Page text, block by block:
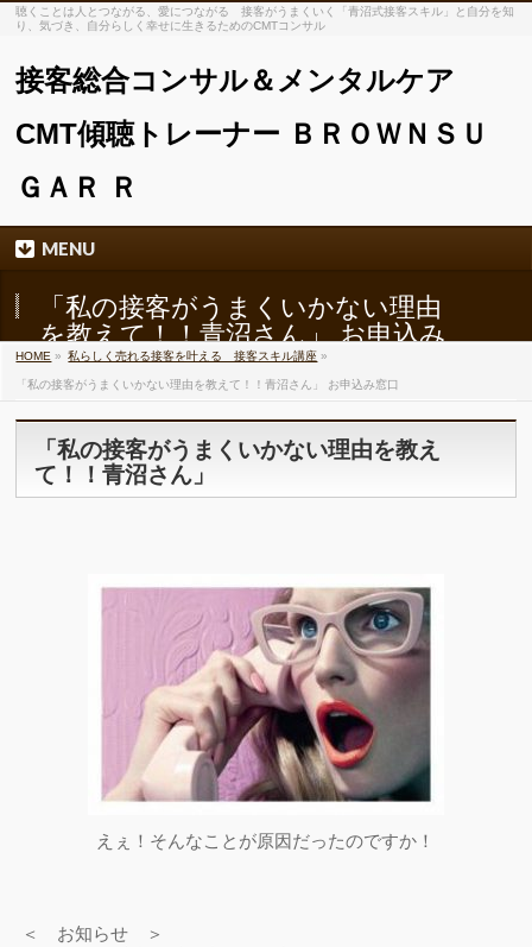
聴くことは人とつながる、愛につながる 接客がうまくいく「青沼式接客スキル」と自分を知
り、気づき、自分らしく幸せに生きるためのCMTコンサル
接客総合コンサル＆メンタルケア
CMT傾聴トレーナー ＢＲＯＷＮＳＵ
ＧＡＲ Ｒ
MENU
「私の接客がうまくいかない理由
を教えて！！青沼さん」 お申込み
窓口
HOME » 私らしく売れる接客を叶える 接客スキル講座 »
「私の接客がうまくいかない理由を教えて！！青沼さん」 お申込み窓口
「私の接客がうまくいかない理由を教え
て！！青沼さん」
えぇ！そんなことが原因だったのですか！
＜ お知らせ ＞